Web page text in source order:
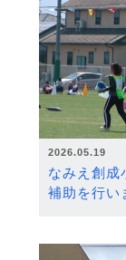
2026.05.19
なみえ創成
補助を行い